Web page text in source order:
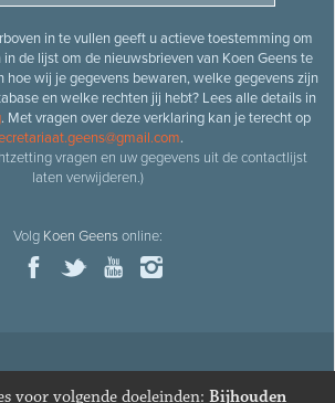
in te vullen geeft u actieve toestemming om
de lijst om de nieuwsbrieven van Koen Geens te
hoe wij je gegevens bewaren, welke gegevens zijn
en welke rechten jij hebt? Lees alle details in
. Met vragen over deze verklaring kan je terecht op
.
vragen en uw gegevens uit de contactlijst
laten verwijderen.)
Volg Koen Geensonline:
en ere-volksvertegenwoordiger Koen
voor volgende doeleinden: Bijhouden